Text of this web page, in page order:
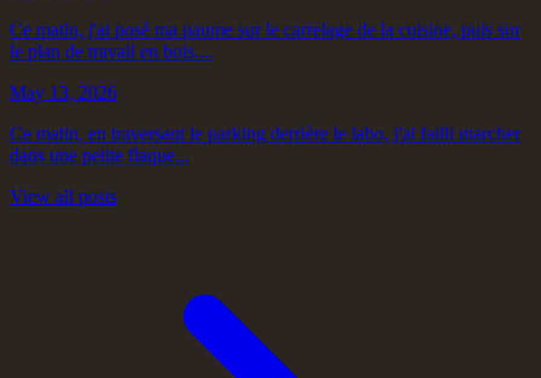
Ce matin, j'ai posé ma paume sur le carrelage de la cuisine, puis sur
le plan de travail en bois....
May 13, 2026
Ce matin, en traversant le parking derrière le labo, j'ai failli marcher
dans une petite flaque...
View all posts